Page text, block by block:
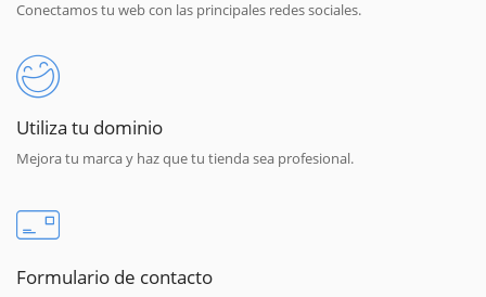
Conectamos tu web con las principales redes sociales.
Utiliza tu dominio
Mejora tu marca y haz que tu tienda sea profesional.
Formulario de contacto